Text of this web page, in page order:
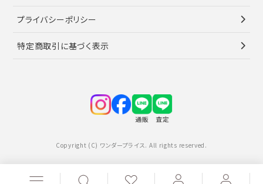
プライバシーポリシー
特定商取引に基づく表示
Copyright (C) ワンダープライス. All rights reserved.